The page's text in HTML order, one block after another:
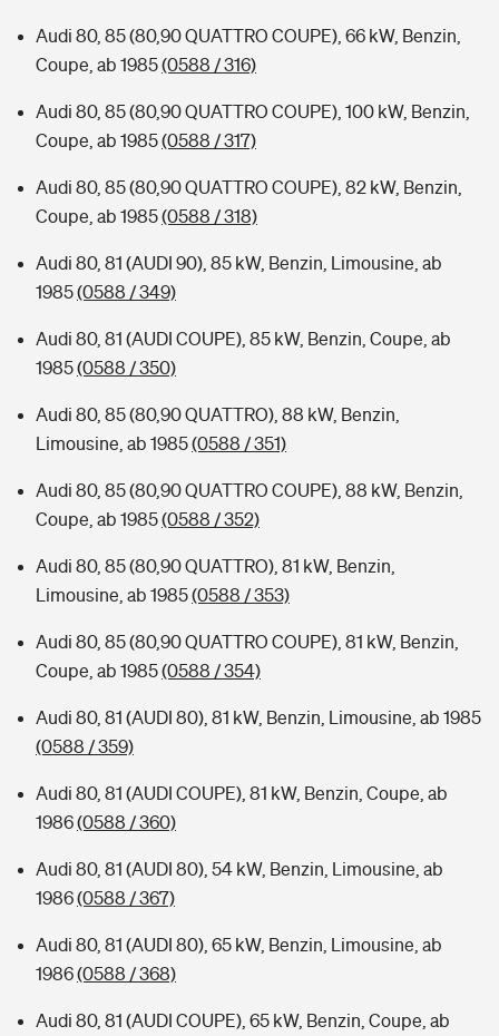
Audi 80, 85 (80,90 QUATTRO COUPE), 66 kW, Benzin,
Coupe, ab 1985(0588 / 316)
Audi 80, 85 (80,90 QUATTRO COUPE), 100 kW, Benzin,
Coupe, ab 1985(0588 / 317)
Audi 80, 85 (80,90 QUATTRO COUPE), 82 kW, Benzin,
Coupe, ab 1985(0588 / 318)
Audi 80, 81 (AUDI 90), 85 kW, Benzin, Limousine, ab
1985(0588 / 349)
Audi 80, 81 (AUDI COUPE), 85 kW, Benzin, Coupe, ab
1985(0588 / 350)
Audi 80, 85 (80,90 QUATTRO), 88 kW, Benzin,
Limousine, ab 1985(0588 / 351)
Audi 80, 85 (80,90 QUATTRO COUPE), 88 kW, Benzin,
Coupe, ab 1985(0588 / 352)
Audi 80, 85 (80,90 QUATTRO), 81 kW, Benzin,
Limousine, ab 1985(0588 / 353)
Audi 80, 85 (80,90 QUATTRO COUPE), 81 kW, Benzin,
Coupe, ab 1985(0588 / 354)
Audi 80, 81 (AUDI 80), 81 kW, Benzin, Limousine, ab 1985
(0588 / 359)
Audi 80, 81 (AUDI COUPE), 81 kW, Benzin, Coupe, ab
1986(0588 / 360)
Audi 80, 81 (AUDI 80), 54 kW, Benzin, Limousine, ab
1986(0588 / 367)
Audi 80, 81 (AUDI 80), 65 kW, Benzin, Limousine, ab
1986(0588 / 368)
Audi 80, 81 (AUDI COUPE), 65 kW, Benzin, Coupe, ab